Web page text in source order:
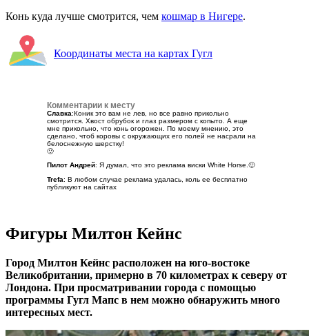
Конь куда лучше смотрится, чем кошмар в Нигере.
Координаты места на картах Гугл
Комментарии к месту
Славка:Коник это вам не лев, но все равно прикольно
смотрится. Хвост обрубок и глаз размером с копыто. А еще
мне прикольно, что конь огорожен. По моему мнению, это
сделано, чтоб коровы с окружающих его полей не насрали на
белоснежную шерстку!
🙂
Пилот Андрей: Я думал, что это реклама виски White Horse.🙂
Trefa: В любом случае реклама удалась, коль ее бесплатно
публикуют на сайтах
Фигуры Милтон Кейнс
Город Милтон Кейнс расположен на юго-востоке
Великобритании, примерно в 70 километрах к северу от
Лондона. При просматривании города с помощью
программы Гугл Мапс в нем можно обнаружить много
интересных мест.